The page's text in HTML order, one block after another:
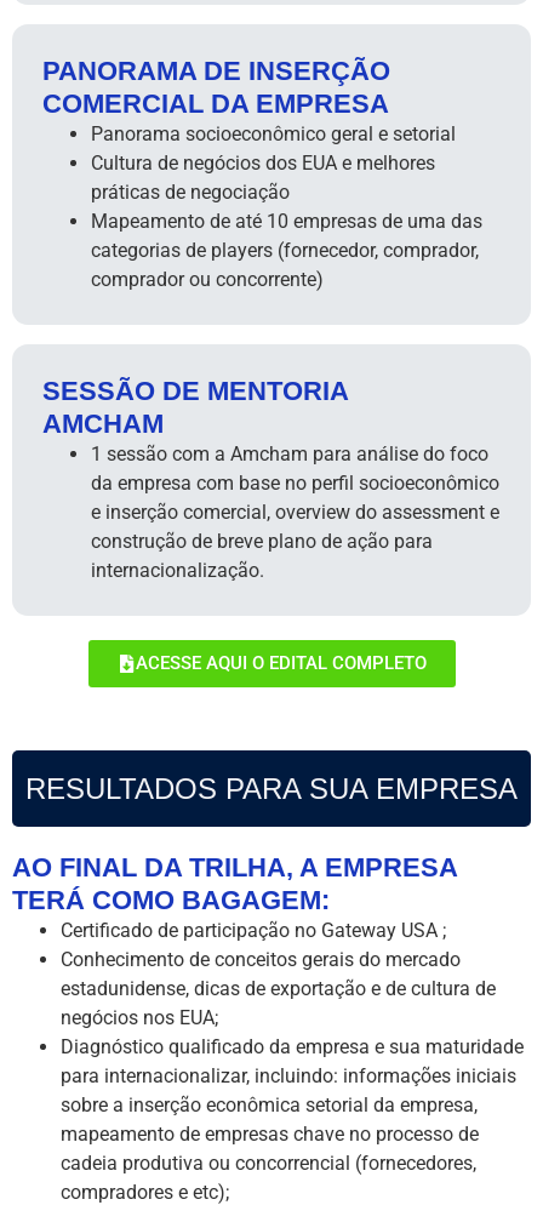
PANORAMA DE INSERÇÃO
COMERCIAL DA EMPRESA
Panorama socioeconômico geral e setorial
Cultura de negócios dos EUA e melhores
práticas de negociação
Mapeamento de até 10 empresas de uma das
categorias de players (fornecedor, comprador,
comprador ou concorrente)
SESSÃO DE MENTORIA
AMCHAM
1 sessão com a Amcham para análise do foco
da empresa com base no perfil socioeconômico
e inserção comercial, overview do assessment e
construção de breve plano de ação para
internacionalização.
ACESSE AQUI O EDITAL COMPLETO
RESULTADOS PARA SUA EMPRESA
AO FINAL DA TRILHA, A EMPRESA
TERÁ COMO BAGAGEM:
Certificado de participação no Gateway USA ;
Conhecimento de conceitos gerais do mercado
estadunidense, dicas de exportação e de cultura de
negócios nos EUA;
Diagnóstico qualificado da empresa e sua maturidade
para internacionalizar, incluindo: informações iniciais
sobre a inserção econômica setorial da empresa,
mapeamento de empresas chave no processo de
cadeia produtiva ou concorrencial (fornecedores,
compradores e etc);